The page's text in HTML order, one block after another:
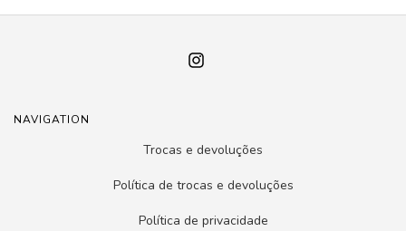
NAVIGATION
Trocas e devoluções
Política de trocas e devoluções
Política de privacidade